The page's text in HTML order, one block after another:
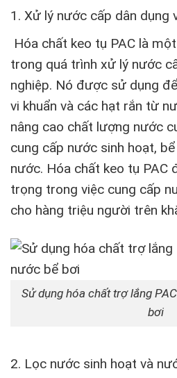
1. Xử lý nước cấp dân dụng
Hóa chất keo tụ PAC là
trong quá trình xử lý nước
nghiệp. Nó được sử dụng
vi khuẩn và các hạt rắn từ
nâng cao chất lượng nước
cung cấp nước sinh hoạt,
nước. Hóa chất keo tụ PAC
trọng trong việc cung cấp
cho hàng triệu người trên
Sử dụng hóa chất trợ lắng
bơi
2. Lọc nước sinh hoạt và